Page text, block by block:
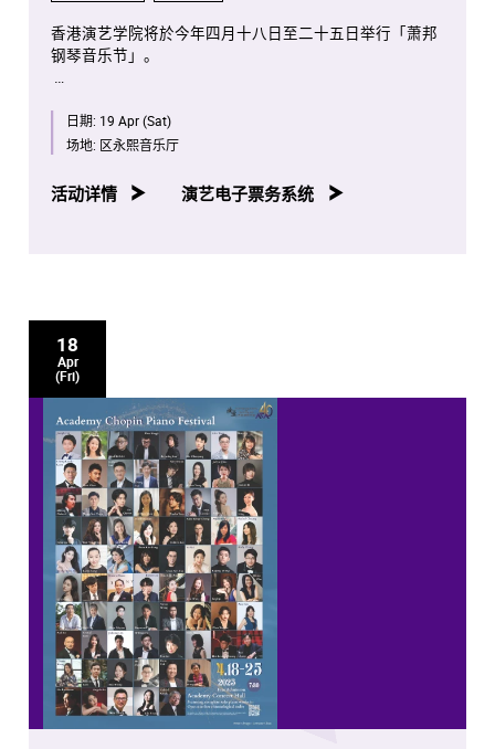
香港演艺学院将於今年四月十八日至二十五日举行「萧邦
钢琴音乐节」。
品编号年序，并由演艺学院钢琴系老师、学生及校友携手
演出。
八场音乐会亦将於香港电台第四台容后播放。
日期: 19 Apr (Sat)
场地: 区永熙音乐厅
活动详情 演艺电子票务系统
18
Apr
(Fri)